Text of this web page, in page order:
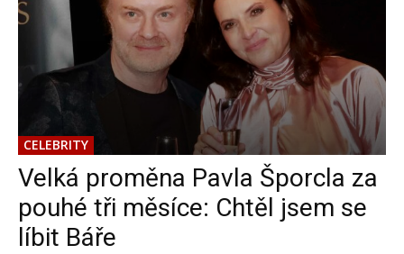
CELEBRITY
Velká proměna Pavla Šporcla za
pouhé tři měsíce: Chtěl jsem se
líbit Báře